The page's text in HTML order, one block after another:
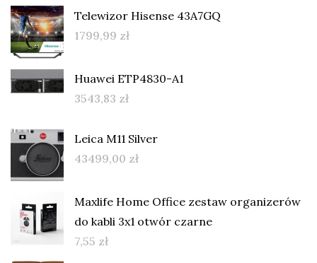
Telewizor Hisense 43A7GQ
1799,99 zł
Huawei ETP4830-A1
3543,83 zł
Leica M11 Silver
43499,00 zł
Maxlife Home Office zestaw organizerów
do kabli 3x1 otwór czarne
7,55 zł